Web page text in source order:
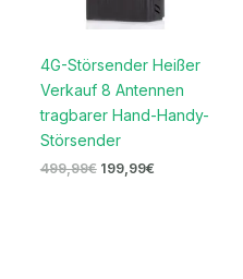
4G-Störsender Heißer
Verkauf 8 Antennen
tragbarer Hand-Handy-
Störsender
499,99€ 199,99€